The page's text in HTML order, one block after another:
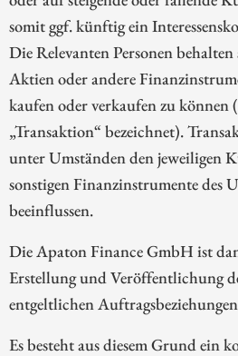
somit ggf. künftig ein
Die Relevanten Personen
Aktien oder andere
kaufen oder verkaufen zu können
„Transaktion“ bezeichnet).
unter Umständen den jeweiligen
sonstigen Finanzinstrumente des
beeinflussen.
Die Apaton Finance GmbH ist
Erstellung und Veröffentlichung
entgeltlichen
Es besteht aus diesem Grund ein